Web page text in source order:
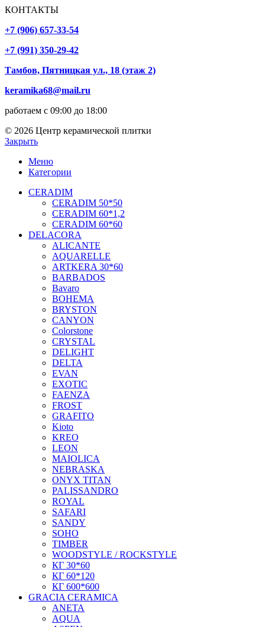
КОНТАКТЫ
+7 (906) 657-33-54
+7 (991) 350-29-42
Тамбов, Пятницкая ул., 18 (этаж 2)
keramika68@mail.ru
работаем с 09:00 до 18:00
© 2026 Центр керамической плитки
Закрыть
Меню
Категории
CERADIM
CERADIM 50*50
CERADIM 60*1,2
CERADIM 60*60
DELACORA
ALICANTE
AQUARELLE
ARTKERA 30*60
BARBADOS
Bavaro
BOHEMA
BRYSTON
CANYON
Colorstone
CRYSTAL
DELIGHT
DELTA
EVAN
EXOTIC
FAENZA
FROST
GRAFITO
Kioto
KREO
LEON
MAIOLICA
NEBRASKA
ONYX TITAN
PALISSANDRO
ROYAL
SAFARI
SANDY
SOHO
TIMBER
WOODSTYLE / ROCKSTYLE
КГ 30*60
КГ 60*120
КГ 600*600
GRACIA CERAMICA
ANETA
AQUA